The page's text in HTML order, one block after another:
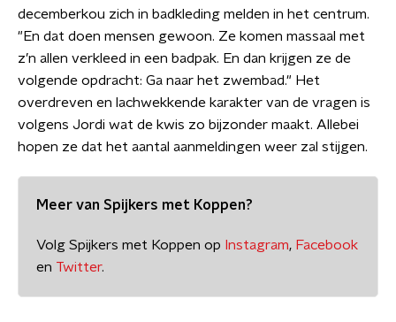
decemberkou zich in badkleding melden in het centrum.
"En dat doen mensen gewoon. Ze komen massaal met
z’n allen verkleed in een badpak. En dan krijgen ze de
volgende opdracht: Ga naar het zwembad." Het
overdreven en lachwekkende karakter van de vragen is
volgens Jordi wat de kwis zo bijzonder maakt. Allebei
hopen ze dat het aantal aanmeldingen weer zal stijgen.
Meer van Spijkers met Koppen?
Volg Spijkers met Koppen op Instagram, Facebook
en Twitter.